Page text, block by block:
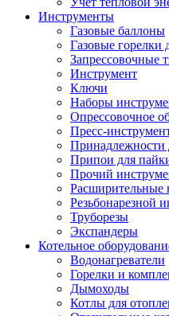
Инструменты
Газовые баллоны
Газовые горелки
Запрессовочные
Инструмент
Ключи
Наборы
Опрессовочное
Пресс-
Принадлежности
Припои для
Прочий
Расширительные
Резьбонарезной
Труборезы
Экспандеры
Котельное
Водонагреватели
Горелки и
Дымоходы
Котлы для